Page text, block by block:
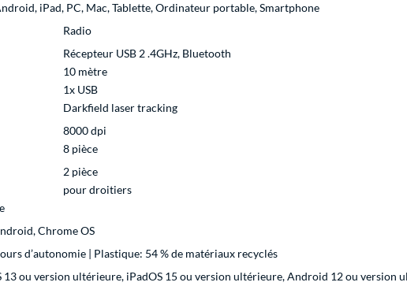
iPad, PC, Mac, Tablette, Ordinateur portable, Smartphone
Radio
Récepteur USB 2 .4GHz, Bluetooth
10 mètre
1x USB
Darkfield laser tracking
8000 dpi
8 pièce
2 pièce
pour droitiers
Chrome OS
d’autonomie | Plastique: 54 % de matériaux recyclés
ou version ultérieure, iPadOS 15 ou version ultérieure, Android 12 ou version